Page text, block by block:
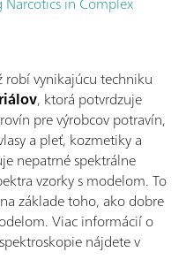
robí vynikajúcu techniku
, ktorá potvrdzuje
pre výrobcov potravín,
a pleť, kozmetiky a
nepatrné spektrálne
vzorky s modelom. To
základe toho, ako dobre
Viac informácií o
nájdete v